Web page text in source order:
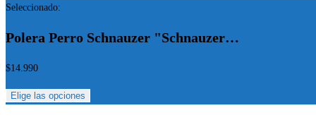
Seleccionado:
Polera Perro Schnauzer "Schnauzer…
$14.990
Elige las opciones